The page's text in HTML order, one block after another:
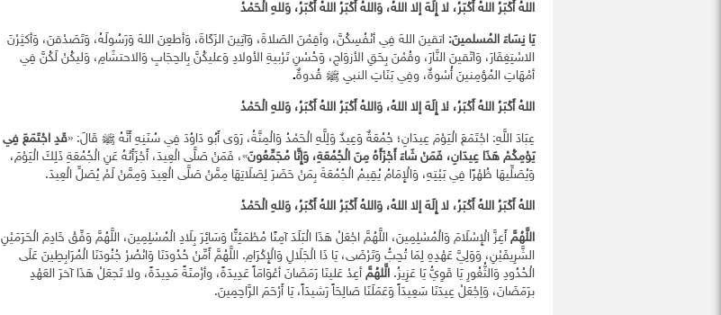
اللهُ أَكْبَرُ اللهُ أَكْبَرُ، لا إِلَهَ إلا اللهُ، وَاللهُ أَكْبَرُ اللهُ أَكْبَرُ، وَللهِ الْحَمْدُ
يَا نِسَاءَ المُسلمينَ: اتقينَ اللهَ فِي أنْفُسِكُنَّ، وأقِمْنَ الصَلاةَ، وَآتِينَ الزَكَاةَ، وَأطعِنَ اللهَ وَرَسُولَهُ، وَتَصَدْقنَ، وَأكثِرْنَ
الاسْتِغِفَارَ، وَاتّقينَ النَّارَ، وقُمْنَ بِحَقِ الأزوَاجِ، وَحُسْنِ تَرْبيةِ الأولادِ وَعليكُنَّ بِالحِجَابِ وَالاحتشَامِ، وَليكُنْ لَكُنَّ فِي
أمْهَاتِ المُؤمِنينَ أُسْوةٌ، وفِي بَنَاتِ النبيِ ﷺ قُدوةٌ.
اللهُ أَكْبَرُ اللهُ أَكْبَرُ، لا إِلَهَ إلا اللهُ، وَاللهُ أَكْبَرُ اللهُ أَكْبَرُ، وَللهِ الْحَمْدُ
عِبَادَ اللَّهِ: اجْتَمَعَ الْيَوْمَ عِيدَانِ؛ جُمُعَةٌ وَعِيدٌ وَلِلَّهِ الْحَمْدُ وَالْمِنَّةُ، رَوَى أَبُو دَاوُدَ فِي سُنَنِهِ أَنَّهُ ﷺ قَالَ: «قَدِ اجْتَمَعَ فِي
يَوْمِكُمْ هَذَا عِيدَانِ، فَمَنْ شَاءَ أَجْزَأَهُ مِنَ الْجُمُعَةِ، وَإِنَّا مُجَمِّعُونَ»، فَمَنْ صَلَّى الْعِيدَ، أَجْزَأَتْهُ عَنِ الْجُمُعَةِ ذَلِكَ الْيَوْمَ،
وَيُصَلِّيهَا ظُهْرًا فِي بَيْتِهِ، وَالْإِمَامُ يُقِيمُ الْجُمُعَةَ بِمَنْ حَضَرَ لِصَلَاتِهَا مِمَّنْ صَلَّى الْعِيدَ وَمِمَّنْ لَمْ يُصَلِّ الْعِيدَ.
اللهُ أَكْبَرُ اللهُ أَكْبَرُ، لا إِلَهَ إلا اللهُ، وَاللهُ أَكْبَرُ اللهُ أَكْبَرُ، وَللهِ الْحَمْدُ
اللَّهُمَّ أَعِزَّ الْإِسْلَامَ وَالْمُسْلِمِينَ، اللَّهُمَّ اجْعَلْ هَذَا الْبَلَدَ آمِنًا مُطْمَئِنًّا وَسَائِرَ بِلَادِ الْمُسْلِمِينَ، اللَّهُمَّ وَفِّقْ خَادِمَ الْحَرَمَيْنِ
الشَّرِيفَيْنِ، وَوَلِيَّ عَهْدِهِ لِمَا تُحِبُّ وَتَرْضَى، يَا ذَا الْجَلَالِ وَالْإِكْرَامِ. اللَّهُمَّ أَمِّنْ حُدُودَنَا وَانْصُرْ جُنُودَنَا الْمُرَابِطِينَ عَلَى
الْحُدُودِ وَالثُّغُورِ يَا قَوِيُّ يَا عَزِيزُ. الَّلهُمَّأعِدْ عَلينَا رَمَضَانَ أعْوَامَاً عَدِيدَةً، وأزْمنَةً مَدِيدَةً، ولا تَجعَلْ هَذَا آخرَ العَهْدِ
برَمَضَانَ، وَاِجْعَلْ عِيدَنَا سَعِيدَاً وَعَمَلَنَا صَالِحَاً رَشيدَاً، يَا أَرْحَمَ الرَّاحِمِينَ.